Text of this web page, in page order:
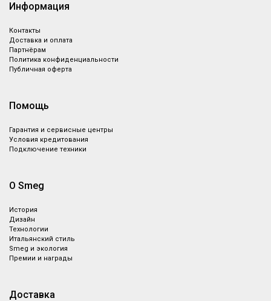
Информация
Контакты
Доставка и оплата
Партнёрам
Политика конфиденциальности
Публичная оферта
Помощь
Гарантия и сервисные центры
Условия кредитования
Подключение техники
О Smeg
История
Дизайн
Технологии
Итальянский стиль
Smeg и экология
Премии и награды
Доставка